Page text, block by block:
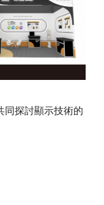
同探討顯示技術的